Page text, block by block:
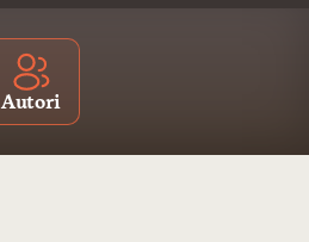
Autori